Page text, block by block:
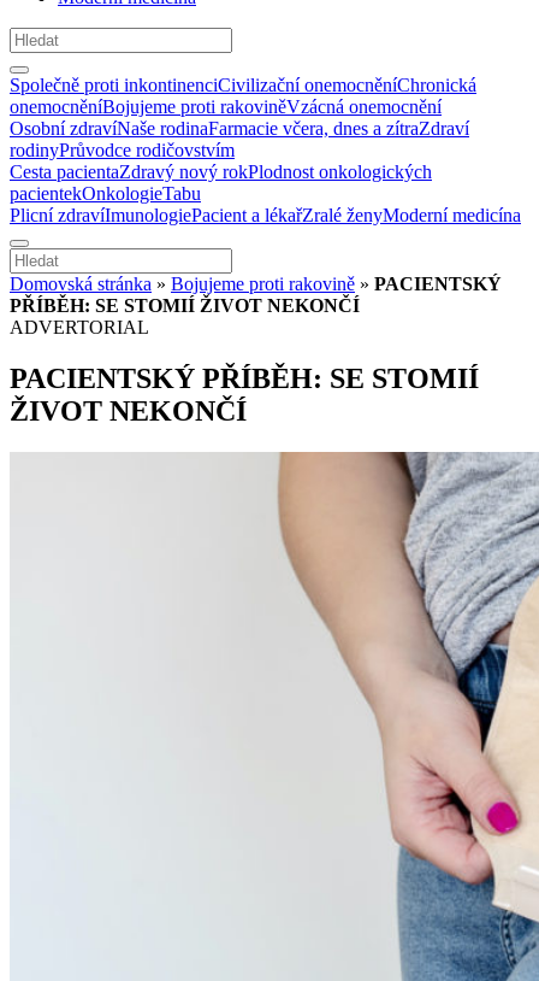
Společně proti inkontinenciCivilizační onemocněníChronická
onemocněníBojujeme proti rakoviněVzácná onemocnění
Osobní zdravíNaše rodinaFarmacie včera, dnes a zítraZdraví
rodinyPrůvodce rodičovstvím
Cesta pacientaZdravý nový rokPlodnost onkologických
pacientekOnkologieTabu
Plicní zdravíImunologiePacient a lékařZralé ženyModerní medicína
Domovská stránka » Bojujeme proti rakovině » PACIENTSKÝ
PŘÍBĚH: SE STOMIÍ ŽIVOT NEKONČÍ
ADVERTORIAL
PACIENTSKÝ PŘÍBĚH: SE STOMIÍ
ŽIVOT NEKONČÍ